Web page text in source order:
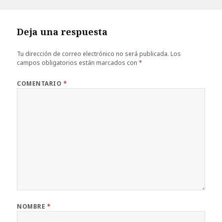
Deja una respuesta
Tu dirección de correo electrónico no será publicada. Los
campos obligatorios están marcados con*
COMENTARIO *
NOMBRE *